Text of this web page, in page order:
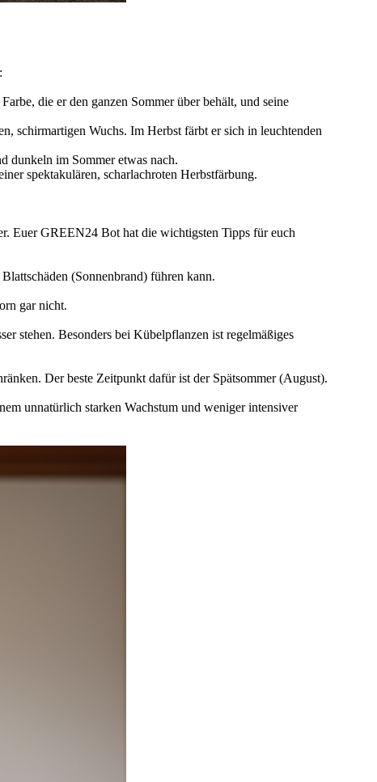
die er den ganzen Sommer über behält, und seine
schirmartigen Wuchs. Im Herbst färbt er sich in leuchtenden
dunkeln im Sommer etwas nach.
spektakulären, scharlachroten Herbstfärbung.
Euer GREEN24 Bot hat die wichtigsten Tipps für euch
(Sonnenbrand) führen kann.
gar nicht.
stehen. Besonders bei Kübelpflanzen ist regelmäßiges
Der beste Zeitpunkt dafür ist der Spätsommer (August).
unnatürlich starken Wachstum und weniger intensiver